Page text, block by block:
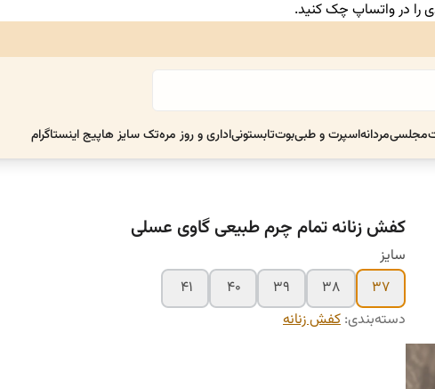
را در واتساپ چک کنید.
مجلسیمردانهاسپرت و طبیبوتتابستونیاداری و روز مرهتک سایز هاپیج اینستاگرام
کفش زنانه تمام چرم طبیعی گاوی عسلی
سایز
۳۷
۳۸ ۳۹ ۴۰
۴۱
دسته‌بندی: کفش زنانه